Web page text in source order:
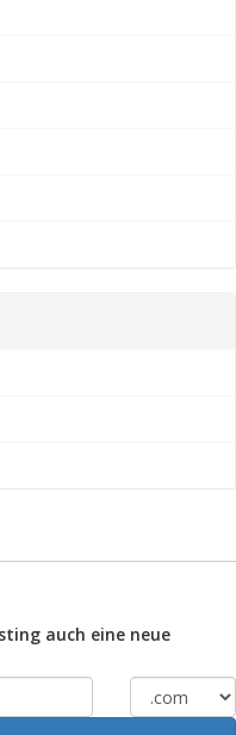
auch eine neue